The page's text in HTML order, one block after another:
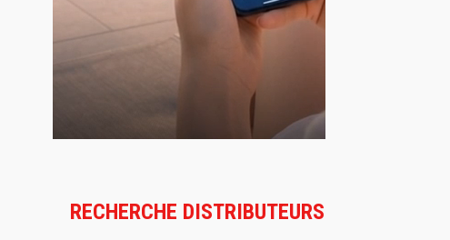
RECHERCHE DISTRIBUTEURS